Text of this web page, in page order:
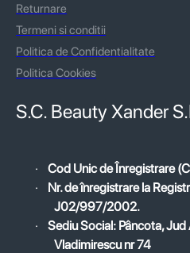
Returnare
Termeni si conditii
Politica de Confidentialitate
Politica Cookies
S.C. Beauty Xander
·
Cod Unic de Înregistrare
·
Nr. de înregistrare la
J02/997/2002.
·
Sediu Social: Pâncota,
Vladimirescu nr 74